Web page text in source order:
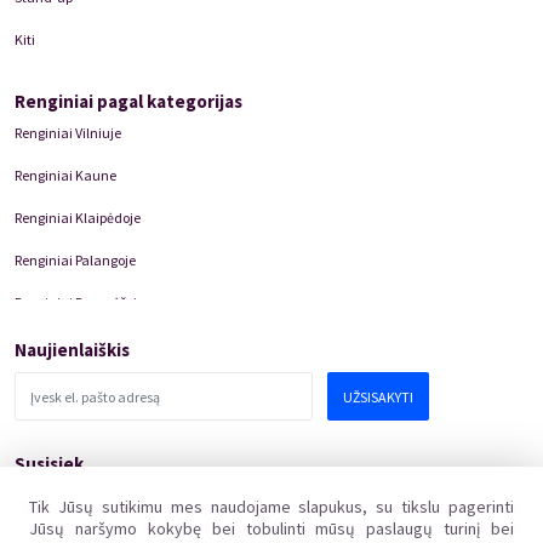
Filharmonijos augimo, naujų idėjų įgyvendinimo, bet ir tampate
svarbiu mūsų bendruomenės nariu.
Tik Jūsų sutikimu mes naudojame slapukus, su tikslu pagerinti
Jūsų naršymo kokybę bei tobulinti mūsų paslaugų turinį bei
Kiti
Renginiai pagal kategorijas
Renginiai Vilniuje
Renginiai Kaune
Renginiai Klaipėdoje
Renginiai Palangoje
Renginiai Panevėžyje
Domino Teatro Spektakliai
Naujienlaiškis
UŽSISAKYTI
Susisiek
Adresas:Žalgirio g.135, LT-08217 Vilnius